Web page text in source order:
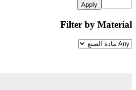
Apply
Filter by Material